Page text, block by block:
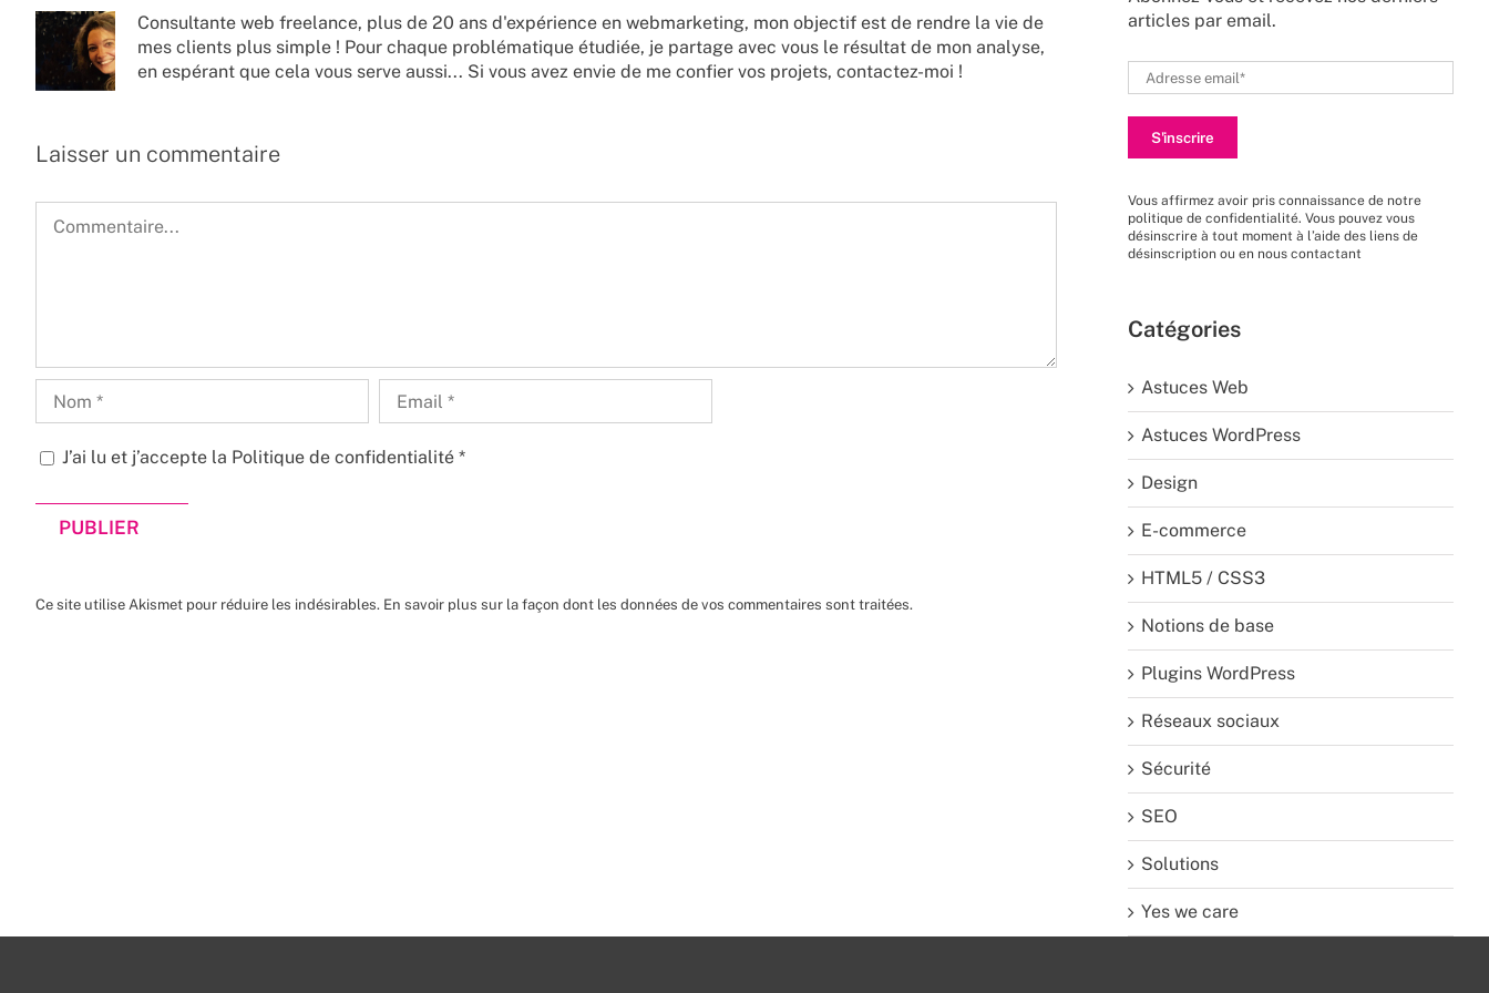
Consultante web freelance, plus de 20 ans d'expérience en webmarketing, mon objectif est de rendre la vie de
mes clients plus simple ! Pour chaque problématique étudiée, je partage avec vous le résultat de mon analyse,
en espérant que cela vous serve aussi... Si vous avez envie de me confier vos projets, contactez-moi !
Laisser un commentaire
J’ai lu et j’accepte la Politique de confidentialité *
Ce site utilise Akismet pour réduire les indésirables. En savoir plus sur la façon dont les données de vos commentaires sont traitées.
articles par email.
Vous affirmez avoir pris connaissance de notre
politique de confidentialité. Vous pouvez vous
désinscrire à tout moment à l’aide des liens de
désinscription ou en nous contactant
Catégories
Astuces Web
Astuces WordPress
Design
E-commerce
HTML5 / CSS3
Notions de base
Plugins WordPress
Réseaux sociaux
Sécurité
SEO
Solutions
Yes we care